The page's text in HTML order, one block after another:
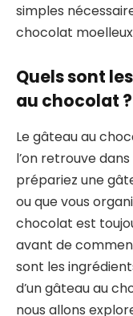
simples
chocolat
Quels sont
au chocolat ?
Le gâteau au
l’on retrouve
prépariez une
ou que vous
chocolat est
avant de
sont les
d’un gâteau au
nous allons